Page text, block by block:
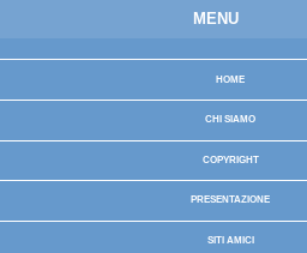
MENU
HOME
CHI SIAMO
COPYRIGHT
PRESENTAZIONE
SITI AMICI